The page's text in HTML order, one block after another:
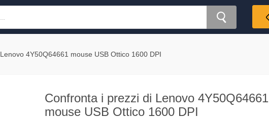
Lenovo 4Y50Q64661 mouse USB Ottico 1600 DPI
Confronta i prezzi di Lenovo 4Y50Q64661
mouse USB Ottico 1600 DPI